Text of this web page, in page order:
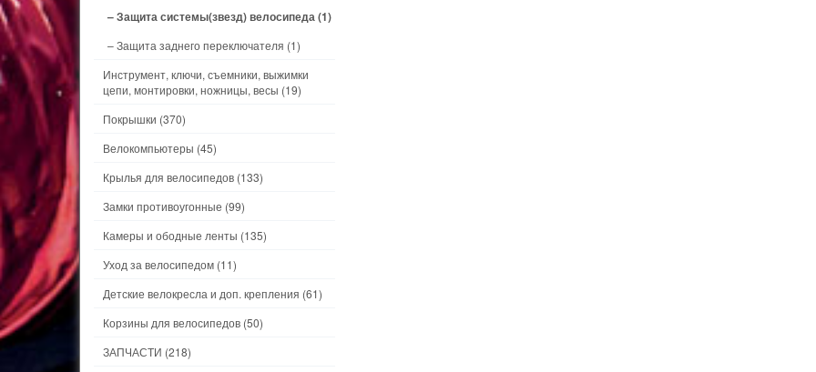
– Защита системы(звезд) велосипеда(1)
– Защита заднего переключателя (1)
Инструмент, ключи, съемники, выжимки
цепи, монтировки, ножницы, весы (19)
Покрышки (370)
Велокомпьютеры (45)
Крылья для велосипедов (133)
Замки противоугонные (99)
Камеры и ободные ленты (135)
Уход за велосипедом (11)
Детские велокресла и доп. крепления (61)
Корзины для велосипедов (50)
ЗАПЧАСТИ (218)